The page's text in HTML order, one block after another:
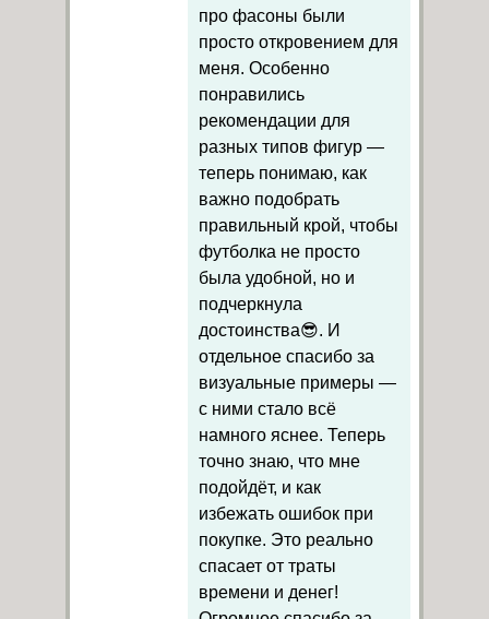
про фасоны были
просто откровением для
меня. Особенно
понравились
рекомендации для
разных типов фигур —
теперь понимаю, как
важно подобрать
правильный крой, чтобы
футболка не просто
была удобной, но и
подчеркнула
достоинства😎. И
отдельное спасибо за
визуальные примеры —
с ними стало всё
намного яснее. Теперь
точно знаю, что мне
подойдёт, и как
избежать ошибок при
покупке. Это реально
спасает от траты
времени и денег!